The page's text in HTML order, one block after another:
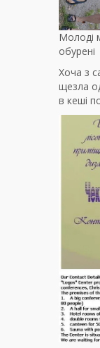
Молоді
обурені
Хоча з
щезла
в кеші